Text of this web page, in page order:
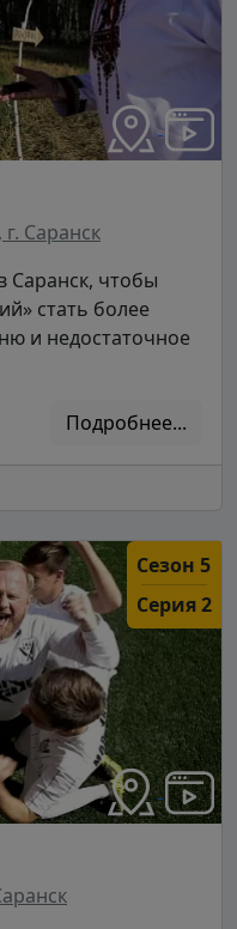
Саранск
Саранск, чтобы
стать более
и недостаточное
Подробнее...
Сезон 5
Серия 2